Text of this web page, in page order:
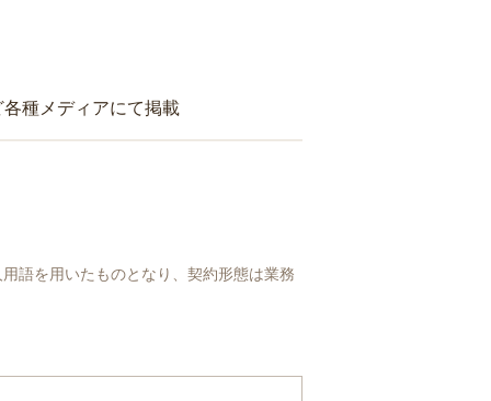
種メディアにて掲載
語を用いたものとなり、契約形態は業務